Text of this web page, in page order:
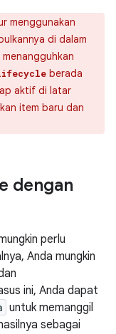
menggunakan
di dalam
menangguhkan
berada
aktif di latar
item baru dan
dengan
perlu
Anda mungkin
ini, Anda dapat
untuk memanggil
sebagai